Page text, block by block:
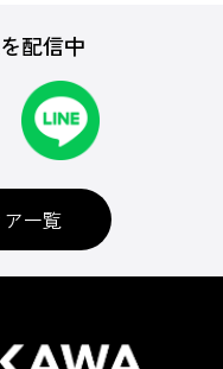
配信中
一覧